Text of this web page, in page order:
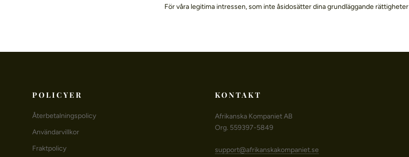
För våra legitima intressen, som inte åsidosätter dina grundläggande rättigheter
POLICYER
Återbetalningspolicy
Användarvillkor
Fraktpolicy
KONTAKT
Afrikanska Kompaniet AB
Org. 559397-5849
support@afrikanskakompaniet.se